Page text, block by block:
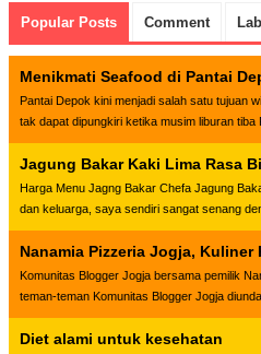
Popular Posts Comment
Menikmati Seafood di Pantai
Pantai Depok kini menjadi salah satu tujuan
tak dapat dipungkiri ketika musim liburan tiba
Jagung Bakar Kaki Lima Rasa
Harga Menu Jagng Bakar Chefa Jagung
dan keluarga, saya sendiri sangat senang
Nanamia Pizzeria Jogja, Kuliner
Komunitas Blogger Jogja bersama pemilik
teman-teman Komunitas Blogger Jogja
Diet alami untuk kesehatan